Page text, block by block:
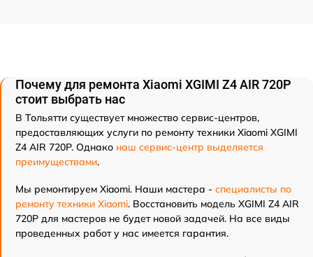
Почему для ремонта Xiaomi XGIMI Z4 AIR 720P
стоит выбрать нас
В Тольятти существует множество сервис-центров,
предоставляющих услуги по ремонту техники Xiaomi XGIMI
Z4 AIR 720P. Однако наш сервис-центр выделяется
преимуществами.
Мы ремонтируем Xiaomi. Наши мастера - специалисты по
ремонту техники Xiaomi. Восстановить модель XGIMI Z4 AIR
720P для мастеров не будет новой задачей. На все виды
проведенных работ у нас имеется гарантия.